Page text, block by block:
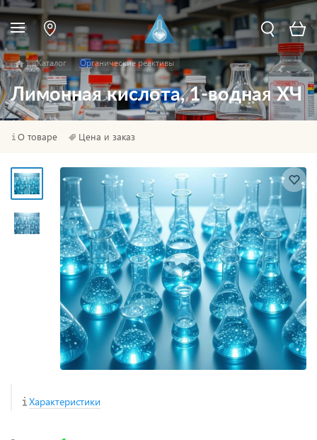
Каталог Органические реактивы
Лимонная кислота, 1-водная ХЧ
О товаре Цена и заказ
Характеристики